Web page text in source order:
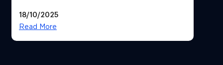
สวยฉ่ำ !
18/10/2025
Read More